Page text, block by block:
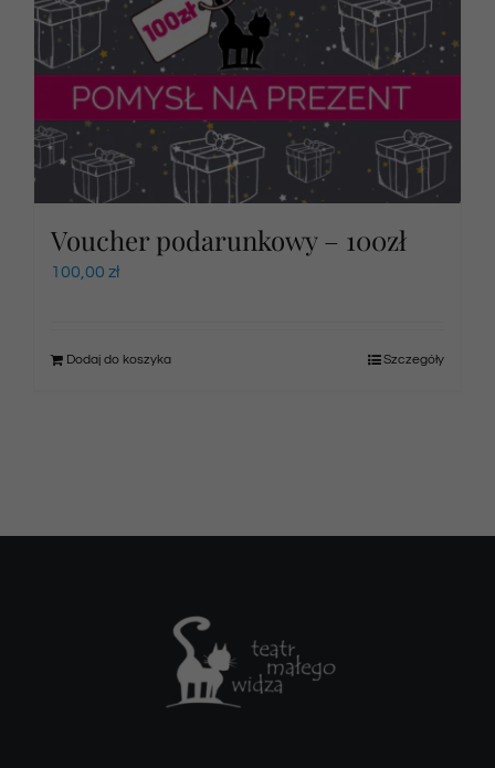
Voucher podarunkowy – 100zł
100,00 zł
Dodaj do koszyka Szczegóły